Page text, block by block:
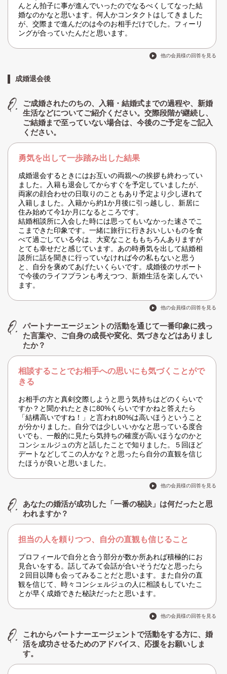
んとん拍子に事が進んでいったのでなるべくしてなった結
婚なのかなと思います。何人かコンタクトはしてきました
が、交際まで進んだのは今のお相手だけでした。フィーリ
ングが合っていたんだと思います。
他の会員様の回答を見る
成婚退会後
ご成婚されたのちの、入籍・結婚式までの過程や、新婚
生活などについてご紹介ください。交際段階が継続し、
ご結婚まで至っていない場合は、今後のご予定をご記入
ください。
勇気を出して一歩踏み出した結果
成婚退会するときにはお互いの両親への挨拶も終わってい
ました。入籍も退会してからすぐを予定していましたが、
両家の顔合わせの日取りのこともあり予定より少し遅れて
入籍しました。入籍から約1か月後に引っ越しし、新居に
住み始めて今1か月になるところです。
結婚相談所に入会した時には思ってもいなかった速さでこ
こまできた印象です。一緒に旅行に行きおいしいものを食
べて過ごしている今は、大変なことももちろんありますが
とても幸せだと感じています。あの時勇気を出して結婚相
談所に話を聞きに行っていなければ今の私もないと思う
と、自分を褒めてあげたいくらいです。成婚後のサポート
で今後のライフプランも考えつつ、新婚生活を楽しんでい
ます。
他の会員様の回答を見る
パートナーエージェントの活動を通じて一番印象に残っ
た言葉や、ご自身の成長や変化、気づきなどはありまし
たか？
相談することでお相手への思いにも気づくことがで
きる
お相手の方と真剣交際しようと思う気持ちはどのくらいで
すか？と聞かれたときに80%くらいですかねと答えたら
「結構高いですね！」と言われ80%は高いほうということ
が分かりました。自分では少しいいかなと思っている度合
いでも、一般的に見たら気持ちの確度が高いほうなのかと
コンシェルジュの方と話したことで知りました。５回ほど
デートなどしてこの人かな？と思ったら自分の直観を信じ
たほうが良いと思いました。
他の会員様の回答を見る
あなたの婚活が成功した「一番の秘訣」は何だったと思
われますか？
担当の人を頼りつつ、自分の直観も信じること
プロフィールで自分と合う部分が数か所あれば積極的にお
見合いをする。話してみて会話が合いそうだなと思ったら
２回目以降も会ってみることだと思います。また自分の直
観を信じて、時々コンシェルジュの人に相談もしていたこ
とが早く成婚できた秘訣だったと思います。
他の会員様の回答を見る
これからパートナーエージェントで活動をする方に、婚
活を成功させるためのアドバイス、応援をお願いしま
す。